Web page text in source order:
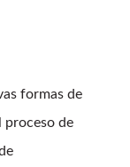
formas de
proceso de